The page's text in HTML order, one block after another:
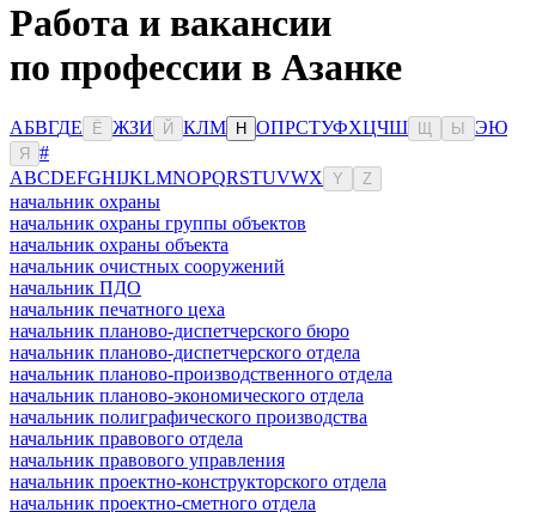
Работа и вакансии
по профессии в Азанке
АБВГДЕ Ё ЖЗИ Й КЛМ Н ОПРСТУФХЦЧШ Ы ЭЮ
Я
#
ABCDEFGHIJKLMNOPQRSTUVWX Y Z
начальник охраны
начальник охраны группы объектов
начальник охраны объекта
начальник очистных сооружений
начальник ПДО
начальник печатного цеха
начальник планово-диспетчерского бюро
начальник планово-диспетчерского отдела
начальник планово-производственного отдела
начальник планово-экономического отдела
начальник полиграфического производства
начальник правового отдела
начальник правового управления
начальник проектно-конструкторского отдела
начальник проектно-сметного отдела